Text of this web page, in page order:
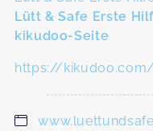
Lütt & Safe Erste
kikudoo-Seite
https://